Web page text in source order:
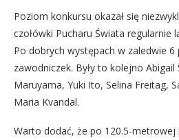
Poziom konkursu okazał się
czołówki Pucharu Świata regularnie
Po dobrych występach w zaledwie 6
zawodniczek. Były to kolejno
Maruyama, Yuki Ito, Selina Freitag,
Maria Kvandal.
Warto dodać, że po 120.5-metrowej